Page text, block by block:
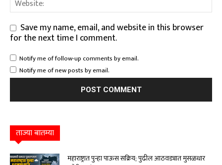
Save my name, email, and website in this browser
for the next time I comment.
Notify me of follow-up comments by email.
Notify me of new posts by email.
ताज्या बातम्या
महाराष्ट्रात पुन्हा पाऊस सक्रिय; पुढील आठवड्यात मुसळधार